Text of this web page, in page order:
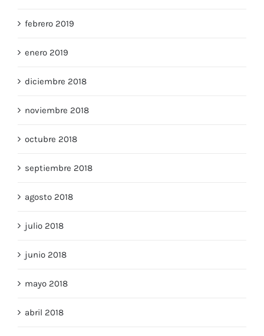
febrero 2019
enero 2019
diciembre 2018
noviembre 2018
octubre 2018
septiembre 2018
agosto 2018
julio 2018
junio 2018
mayo 2018
abril 2018